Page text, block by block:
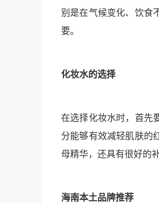
别是在气候变化、饮食
要。
化妆水的选择
在选择化妆水时，首先
分能够有效减轻肌肤的
母精华，还具有很好的
海南本土品牌推荐